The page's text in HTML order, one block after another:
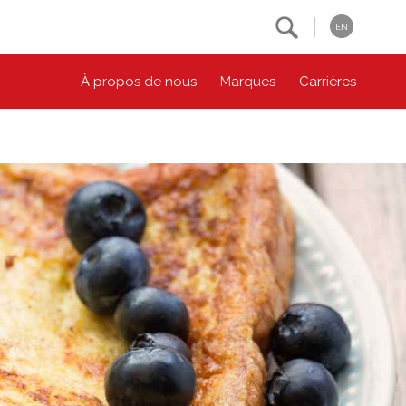
EN
À propos de nous Marques Carrières
Environnement
Bien-être des animaux
Collectivité
Principes coopératifs
Diversité et inclusion
Accessibilité
Contactez-nous
Location